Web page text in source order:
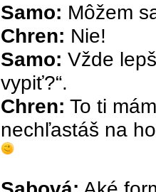
Samo: Môžem
Chren: Nie!
Samo: Vžde
vypiť?“.
Chren: To ti
nechľastáš na